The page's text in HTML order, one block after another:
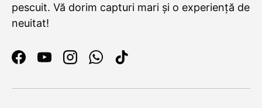
pescuit. Vă dorim capturi mari și o experiență de
neuitat!
Facebook
YouTubeInstagram
WhatsApp
TikTok